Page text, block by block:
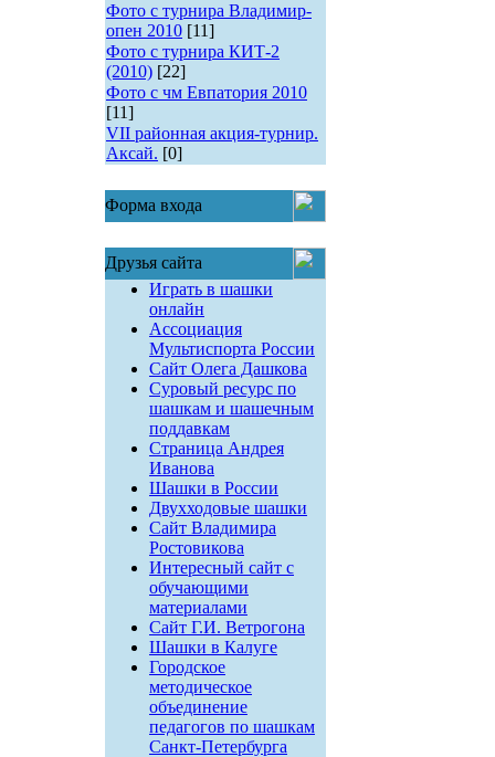
Фото с турнира Владимир-
опен 2010 [11]
Фото с турнира КИТ-2
(2010) [22]
Фото с чм Евпатория 2010
[11]
VII районная акция-турнир.
Аксай. [0]
Форма входа
Друзья сайта
Играть в шашки
онлайн
Ассоциация
Мультиспорта России
Сайт Олега Дашкова
Суровый ресурс по
шашкам и шашечным
поддавкам
Страница Андрея
Иванова
Шашки в России
Двухходовые шашки
Сайт Владимира
Ростовикова
Интересный сайт с
обучающими
материалами
Сайт Г.И. Ветрогона
Шашки в Калуге
Городское
методическое
объединение
педагогов по шашкам
Санкт-Петербурга